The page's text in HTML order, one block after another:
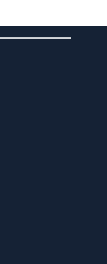
nowe akcesoria i
zarówno
z technologią,